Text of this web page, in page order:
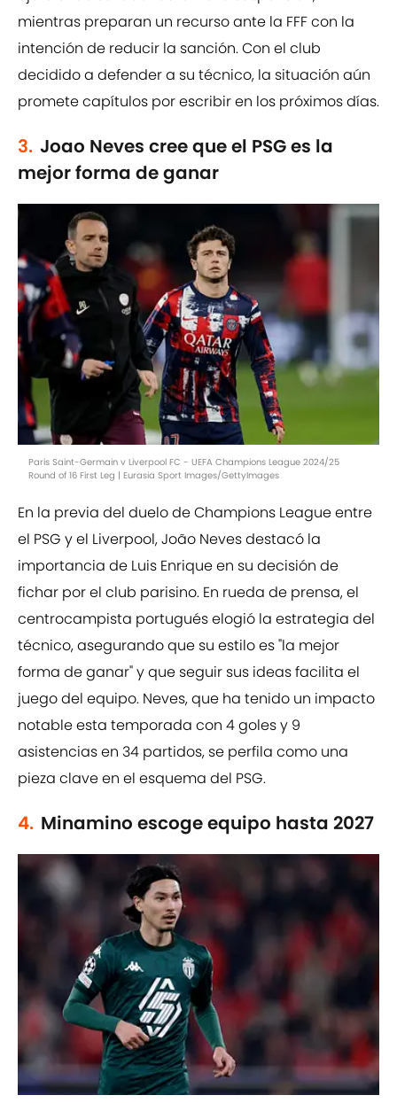
mientras preparan un recurso ante la FFF con la
intención de reducir la sanción. Con el club
decidido a defender a su técnico, la situación aún
promete capítulos por escribir en los próximos días.
3. Joao Neves cree que el PSG es la
mejor forma de ganar
Paris Saint-Germain v Liverpool FC - UEFA Champions League 2024/25
Round of 16 First Leg | Eurasia Sport Images/GettyImages
En la previa del duelo de Champions League entre
el PSG y el Liverpool, João Neves destacó la
importancia de Luis Enrique en su decisión de
fichar por el club parisino. En rueda de prensa, el
centrocampista portugués elogió la estrategia del
técnico, asegurando que su estilo es "la mejor
forma de ganar" y que seguir sus ideas facilita el
juego del equipo. Neves, que ha tenido un impacto
notable esta temporada con 4 goles y 9
asistencias en 34 partidos, se perfila como una
pieza clave en el esquema del PSG.
4. Minamino escoge equipo hasta 2027